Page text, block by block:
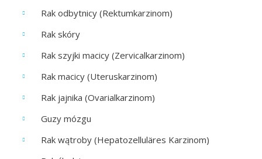
Rak odbytnicy (Rektumkarzinom)
Rak skóry
Rak szyjki macicy (Zervicalkarzinom)
Rak macicy (Uteruskarzinom)
Rak jajnika (Ovarialkarzinom)
Guzy mózgu
Rak wątroby (Hepatozelluläres Karzinom)